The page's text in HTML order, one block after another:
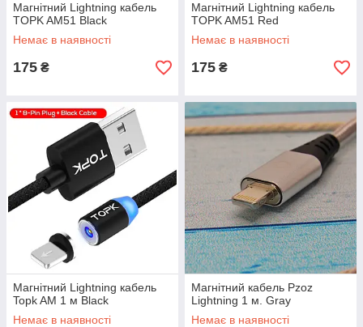
Магнітний Lightning кабель
TOPK AM51 Black
Немає в наявності
175 ₴
Магнітний Lightning кабель
TOPK AM51 Red
Немає в наявності
175 ₴
Магнітний Lightning кабель
Topk AM 1 м Black
Немає в наявності
Магнітний кабель Pzoz
Lightning 1 м. Gray
Немає в наявності